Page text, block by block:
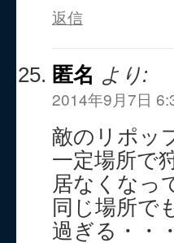
返信
匿名 より:
2014年9月7日
敵のリポッ
一定場所で
居なくなっ
同じ場所で
過ぎる・・・